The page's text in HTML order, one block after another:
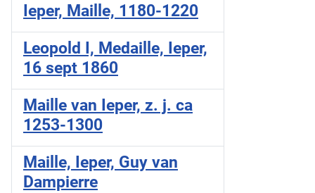
Ieper, Maille, 1180-1220
Leopold I, Medaille, Ieper,
16 sept 1860
Maille van Ieper, z. j. ca
1253-1300
Maille, Ieper, Guy van
Dampierre